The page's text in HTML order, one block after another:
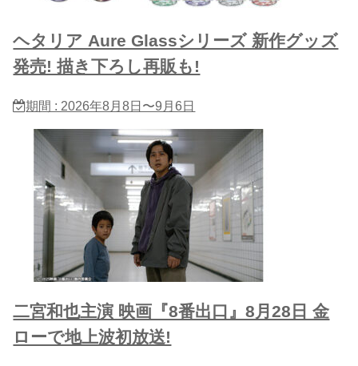
ヘタリア Aure Glassシリーズ 新作グッズ
発売! 描き下ろし再販も!
期間 : 2026年8月8日〜9月6日
二宮和也主演 映画『8番出口』8月28日 金
ローで地上波初放送!